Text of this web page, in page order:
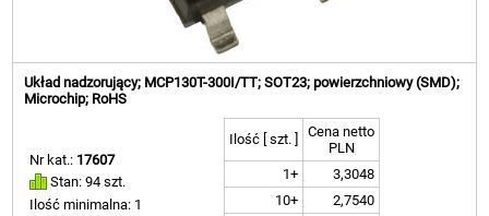
Układ nadzorujący; MCP130T-300I/TT; SOT23; powierzchniowy (SMD);
Microchip; RoHS
Nr kat.: 17607
Stan: 94 szt.
Ilość minimalna: 1
Ilość [ szt. ]
Cena netto
PLN
1+
3,3048
10+
2,7540